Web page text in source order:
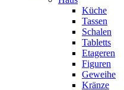
Küche
Tassen
Schalen
Tabletts
Etageren
Figuren
Geweihe
Kränze